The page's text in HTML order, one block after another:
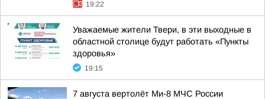
19:22
Уважаемые жители Твери, в эти выходные в
областной столице будут работать «Пункты
здоровья»
19:15
7 августа вертолёт Ми-8 МЧС России